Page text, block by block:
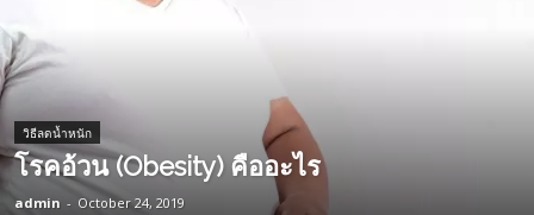
วิธีลดน้ำหนัก
โรคอ้วน (Obesity) คืออะไร
admin - October 24, 2019